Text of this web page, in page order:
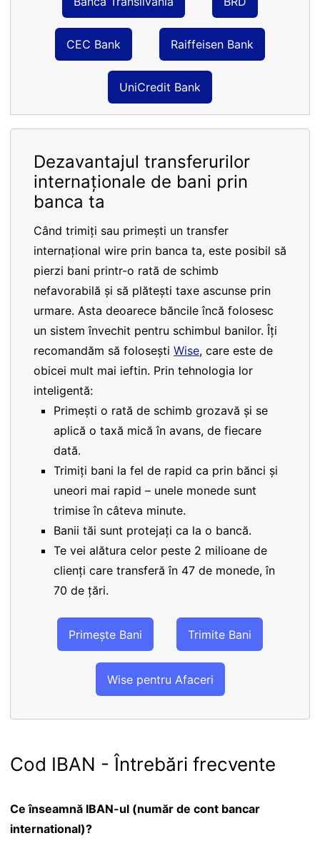
CEC Bank Raiffeisen Bank
UniCredit Bank
Dezavantajul transferurilor
internaționale de bani prin
banca ta
Când trimiți sau primești un transfer
internațional wire prin banca ta, este posibil să
pierzi bani printr-o rată de schimb
nefavorabilă și să plătești taxe ascunse prin
urmare. Asta deoarece băncile încă folosesc
un sistem învechit pentru schimbul banilor. Îți
recomandăm să folosești Wise, care este de
obicei mult mai ieftin. Prin tehnologia lor
inteligentă:
Primești o rată de schimb grozavă și se
aplică o taxă mică în avans, de fiecare
dată.
Trimiți bani la fel de rapid ca prin bănci și
uneori mai rapid – unele monede sunt
trimise în câteva minute.
Banii tăi sunt protejați ca la o bancă.
Te vei alătura celor peste 2 milioane de
clienți care transferă în 47 de monede, în
70 de țări.
Primește Bani Trimite Bani
Wise pentru Afaceri
Cod IBAN - Întrebări frecvente
Ce înseamnă IBAN-ul (număr de cont bancar
international)?